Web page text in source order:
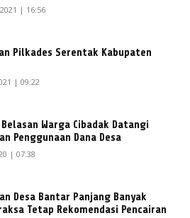
| 16:56
Pilkades Serentak Kabupaten
| 09:22
Warga Cibadak Datangi
Penggunaan Dana Desa
| 07:38
Desa Bantar Panjang Banyak
Tetap Rekomendasi Pencairan